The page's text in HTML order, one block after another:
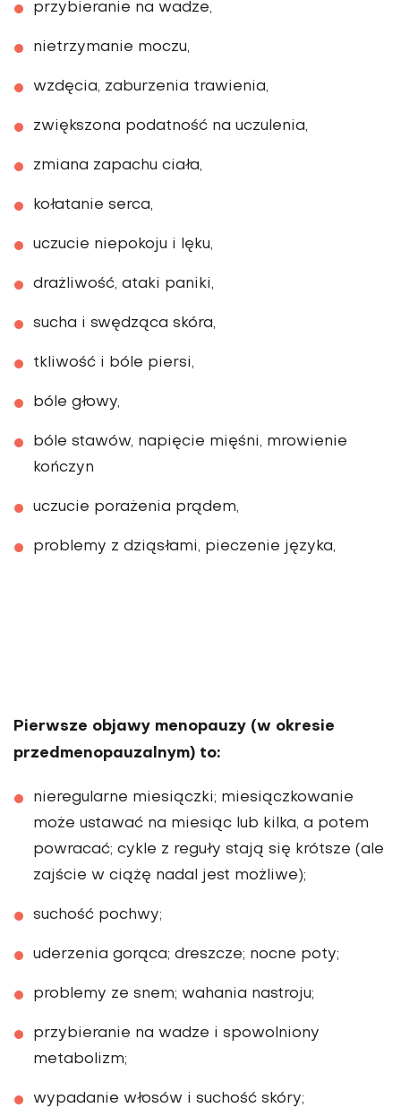
przybieranie na wadze,
nietrzymanie moczu,
wzdęcia, zaburzenia trawienia,
zwiększona podatność na uczulenia,
zmiana zapachu ciała,
kołatanie serca,
uczucie niepokoju i lęku,
drażliwość, ataki paniki,
sucha i swędząca skóra,
tkliwość i bóle piersi,
bóle głowy,
bóle stawów, napięcie mięśni, mrowienie
kończyn
uczucie porażenia prądem,
problemy z dziąsłami, pieczenie języka,
Pierwsze objawy menopauzy (w okresie
przedmenopauzalnym) to:
nieregularne miesiączki; miesiączkowanie
może ustawać na miesiąc lub kilka, a potem
powracać; cykle z reguły stają się krótsze (ale
zajście w ciążę nadal jest możliwe);
suchość pochwy;
uderzenia gorąca; dreszcze; nocne poty;
problemy ze snem; wahania nastroju;
przybieranie na wadze i spowolniony
metabolizm;
wypadanie włosów i suchość skóry;